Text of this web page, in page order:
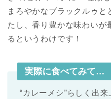
まろやかなブラックルゥと
たし、香り豊かな味わいが
るというわけです！
実際に食べてみて…
“カレーメシ”らしく出